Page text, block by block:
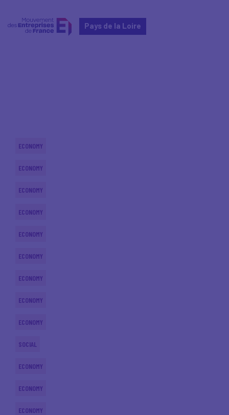
Pays de la Loire
ECONOMY
ECONOMY
ECONOMY
ECONOMY
ECONOMY
ECONOMY
ECONOMY
ECONOMY
ECONOMY
SOCIAL
ECONOMY
ECONOMY
ECONOMY